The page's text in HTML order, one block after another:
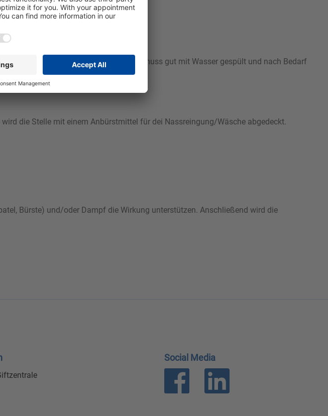
Nachdeatchur gearbeitet werden. Es muss gut mit Wasser gespült und nach Bedarf
die Stelle mit einem Anbürstmittel für dei Nassreingung/Wäsche abgedeckt.
Bürste) und/oder Dampf die Wirkung unterstützen. Anschließend wird die
Social Media